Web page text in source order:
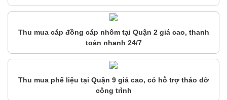
Thu mua cáp đồng cáp nhôm tại Quận 2 giá cao, thanh
toán nhanh 24/7
Thu mua phế liệu tại Quận 9 giá cao, có hỗ trợ tháo dỡ
công trình